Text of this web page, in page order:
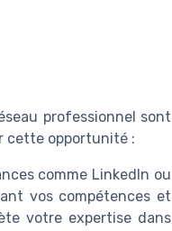
professionnel sont
cette opportunité :
comme LinkedIn ou
vos compétences et
votre expertise dans